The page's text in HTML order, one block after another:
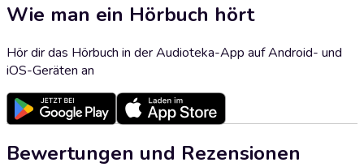
Wie man ein Hörbuch hört
Hör dir das Hörbuch in der Audioteka-App auf Android- und
iOS-Geräten an
Bewertungen und Rezensionen